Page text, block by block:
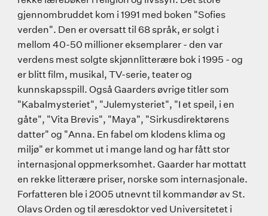
gjennombruddet kom i 1991 med boken "Sofies
verden". Den er oversatt til 68 språk, er solgt i
mellom 40-50 millioner eksemplarer - den var
verdens mest solgte skjønnlitterære bok i 1995 - og
er blitt film, musikal, TV-serie, teater og
kunnskapsspill. Også Gaarders øvrige titler som
"Kabalmysteriet", "Julemysteriet", "I et speil, i en
gåte", "Vita Brevis", "Maya", "Sirkusdirektørens
datter" og "Anna. En fabel om klodens klima og
miljø" er kommet ut i mange land og har fått stor
internasjonal oppmerksomhet. Gaarder har mottatt
en rekke litterære priser, norske som internasjonale.
Forfatteren ble i 2005 utnevnt til kommandør av St.
Olavs Orden og til æresdoktor ved Universitetet i